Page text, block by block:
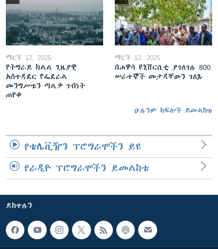
ማርች 12, 2025
የትግራይ ክልል ጊዜያዊ
አስተዳደር የፌደራል
መንግሥቱን ጣልቃ ገብነት
ጠየቀ
ማርች 12, 2025
በሐዋሳ ዩኒቨርሲቲ ያገለገሉ 800
ሠራተኞች መታዳቸውን ገለጹ
ሁሉንም ክፍሎች ይመልከቱ
የቴሌቪዥን ፕሮግራሞችን ይዩ
የራዲዮ ፕሮግራሞችን ይመልከቱ
ይከተሉን